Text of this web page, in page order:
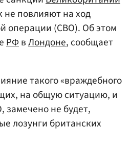
не повлияют на ход
операции (СВО). Об этом
РФвЛондоне, сообщает
такого «враждебного
на общую ситуацию, и
замечено не будет,
лозунги британских